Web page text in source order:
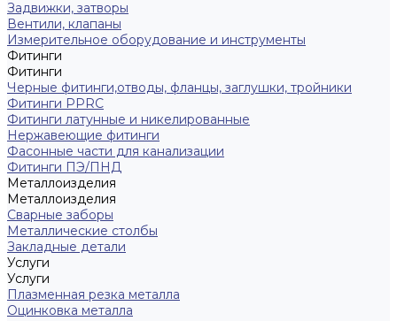
Задвижки, затворы
Вентили, клапаны
Измерительное оборудование и инструменты
Фитинги
Фитинги
Черные фитинги,отводы, фланцы, заглушки, тройники
Фитинги PPRC
Фитинги латунные и никелированные
Нержавеющие фитинги
Фасонные части для канализации
Фитинги ПЭ/ПНД
Металлоизделия
Металлоизделия
Сварные заборы
Металлические столбы
Закладные детали
Услуги
Услуги
Плазменная резка металла
Оцинковка металла